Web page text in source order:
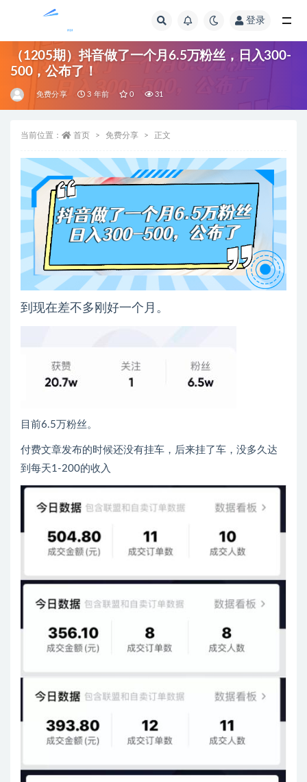
登录
（1205期）抖音做了一个月6.5万粉丝，日入300-
500，公布了！
免费分享 3 年前 0 31
当前位置： 首页 免费分享 正文
到现在差不多刚好一个月。
目前6.5万粉丝。
付费文章发布的时候还没有挂车，后来挂了车，没多久达
到每天1-200的收入